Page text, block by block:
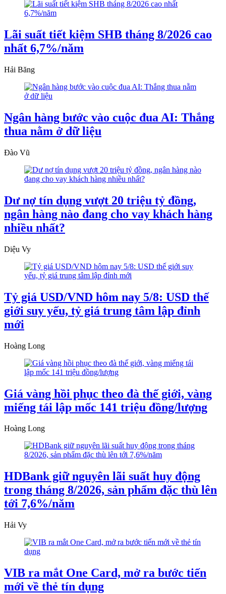
Lãi suất tiết kiệm SHB tháng 8/2026 cao
nhất 6,7%/năm
Hải Băng
Ngân hàng bước vào cuộc đua AI: Thắng
thua nằm ở dữ liệu
Đào Vũ
Dư nợ tín dụng vượt 20 triệu tỷ đồng,
ngân hàng nào đang cho vay khách hàng
nhiều nhất?
Diệu Vy
Tỷ giá USD/VND hôm nay 5/8: USD thế
giới suy yếu, tỷ giá trung tâm lập đỉnh
mới
Hoàng Long
Giá vàng hồi phục theo đà thế giới, vàng
miếng tái lập mốc 141 triệu đồng/lượng
Hoàng Long
HDBank giữ nguyên lãi suất huy động
trong tháng 8/2026, sản phẩm đặc thù lên
tới 7,6%/năm
Hải Vy
VIB ra mắt One Card, mở ra bước tiến
mới về thẻ tín dụng